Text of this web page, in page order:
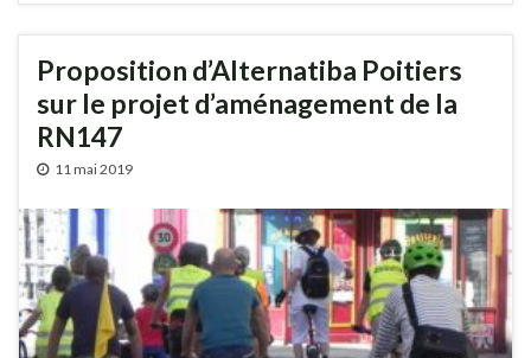
Proposition d’Alternatiba Poitiers
sur le projet d’aménagement de la
RN147
11 mai 2019